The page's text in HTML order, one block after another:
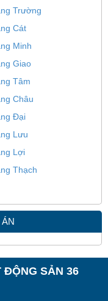
Trường
Cát
Minh
Giao
Tâm
Châu
Đại
Lưu
Lợi
Thạch
ĐỘNG SẢN 36